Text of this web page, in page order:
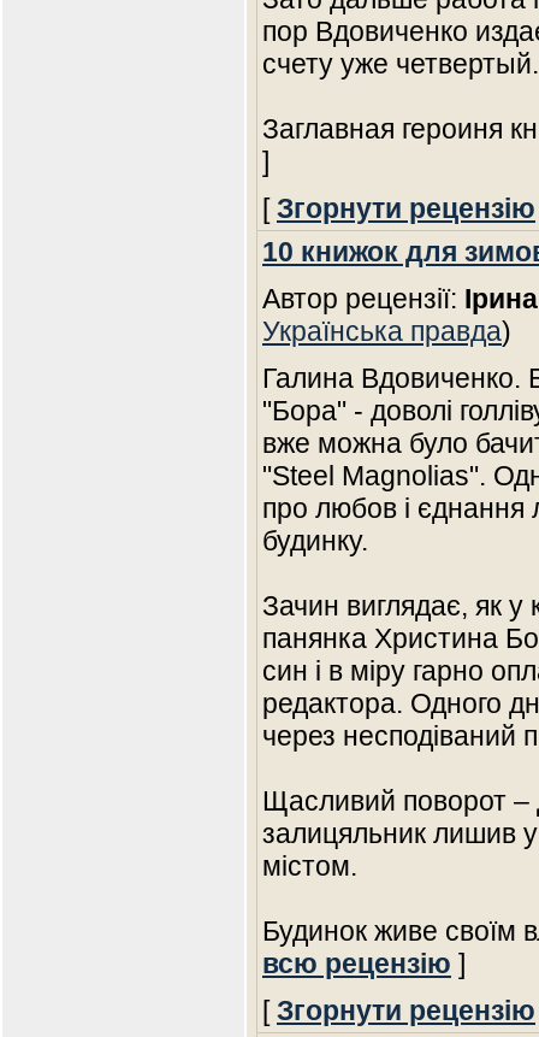
пор Вдовиченко
счету уже четвертый.
Заглавная героиня
]
[Згорнути рецензію
10 книжок для
Автор рецензії:
Українська правда)
Галина Вдовиченко.
"Бора" - доволі
вже можна було
"Steel Magnolias".
про любов і єднання
будинку.
Зачин виглядає, як у
панянка Христина
син і в міру гарно
редактора. Одного
через несподіваний
Щасливий поворот –
залицяльник лишив
містом.
Будинок живе своїм
всю рецензію ]
[Згорнути рецензію